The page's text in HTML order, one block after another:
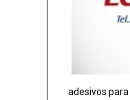
adesivos